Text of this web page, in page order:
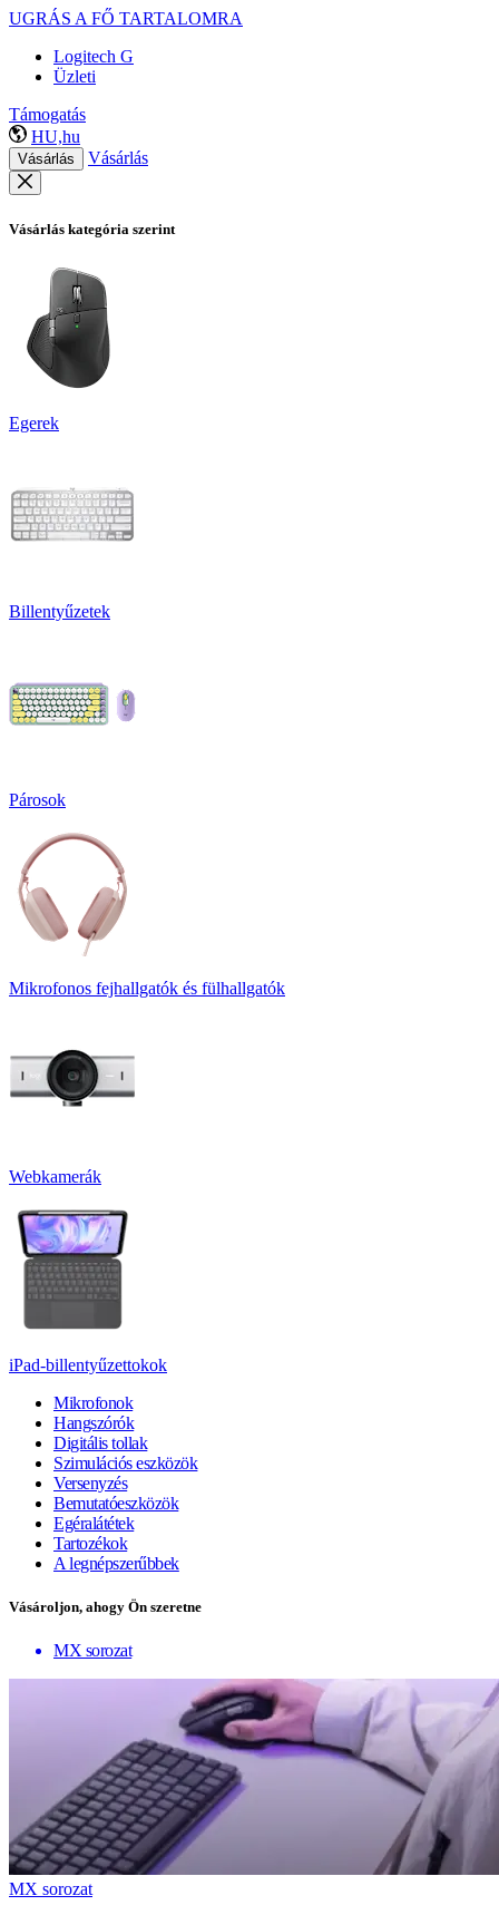
UGRÁS A FŐ TARTALOMRA
Logitech G
Üzleti
Támogatás
HU,hu
Vásárlás Vásárlás
Vásárlás kategória szerint
Egerek
Billentyűzetek
Párosok
Mikrofonos fejhallgatók és fülhallgatók
Webkamerák
iPad-billentyűzettokok
Mikrofonok
Hangszórók
Digitális tollak
Szimulációs eszközök
Versenyzés
Bemutatóeszközök
Egéralátétek
Tartozékok
A legnépszerűbbek
Vásároljon, ahogy Ön szeretne
MX sorozat
MX sorozat